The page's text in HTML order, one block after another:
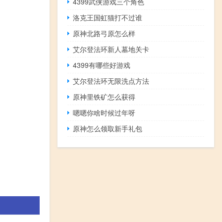
洛克王国虹猫打不过谁
原神北路弓原怎么样
艾尔登法环新人墓地关卡
4399有哪些好游戏
艾尔登法环无限洗点方法
原神里铁矿怎么获得
嗯嗯你啥时候过年呀
原神怎么领取新手礼包